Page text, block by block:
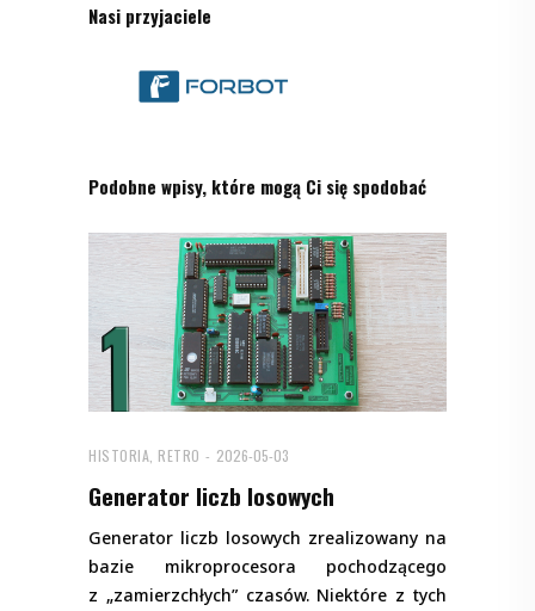
Nasi przyjaciele
Podobne wpisy, które mogą Ci się spodobać
HISTORIA, RETRO 2026-05-03
Generator liczb losowych
Generator liczb losowych zrealizowany na
bazie mikroprocesora pochodzącego
z „zamierzchłych” czasów. Niektóre z tych